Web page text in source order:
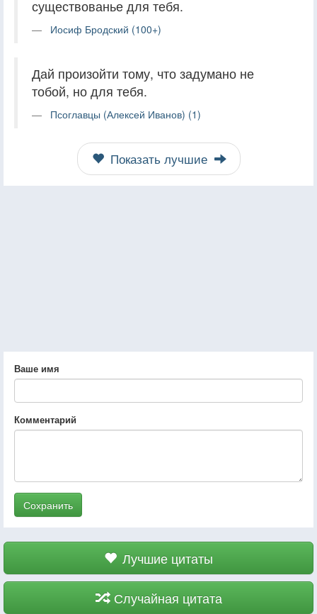
существованье для тебя.
Иосиф Бродский (100+)
Дай произойти тому, что задумано не
тобой, но для тебя.
Псоглавцы (Алексей Иванов) (1)
Показать лучшие
Ваше имя
Комментарий
Сохранить
Лучшие цитаты
Случайная цитата